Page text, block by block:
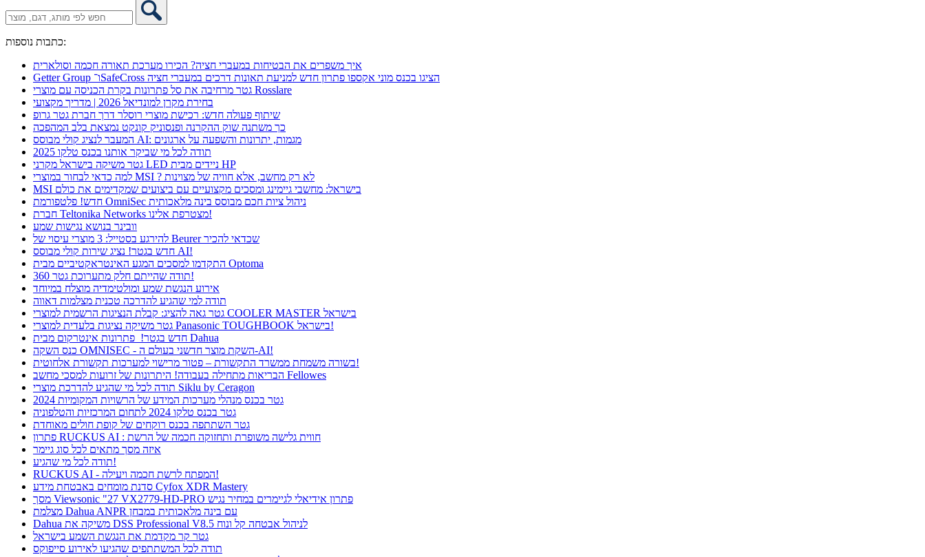
כתבות נוספות:
איך משפרים את הבטיחות במעברי חציה? הכירו מערכת תאורה חכמה וסולארית
Getter Group ו־SafeCross הציגו בכנס מוני אקספו פתרון חדש למניעת תאונות דרכים במעברי חציה
גטר מרחיבה את סל פתרונות בקרת הכניסה עם מוצרי Rosslare
בחירת מקרן למונדיאל 2026 | מדריך מקצועי
שיתוף פעולה חדש: רכישת מוצרי רוסלר דרך חברת גטר גרופ
כך משתנה שוק ההקרנה ופנסוניק קונקט נמצאת בלב המהפכה
המעבר לנציג קולי מבוסס AI: מגמות, יתרונות והשפעה על ארגונים
תודה לכל מי שביקר אותנו בכנס טלקו 2025
גטר משיקה בישראל מקרני LED ניידים מבית HP
למה כדאי לבחור במוצרי MSI ? לא רק מחשב, אלא חוויה של מצוינות
MSI בישראל: מחשבי גיימינג ומסכים מקצועיים עם ביצועים שמקדימים את כולם
חדש! פלטפורמת OmniSec ניהול ציות חכם מבוסס בינה מלאכותית
חברת Teltonika Networks מצטרפת אלינו!
וובינר בנושא נגישות שמע
להירגע בסטייל: 3 מוצרי עיסוי של Beurer שכדאי להכיר
חדש בגטר! נציג שירות קולי מבוסס AI!
התקדמו למסכים המגע האינטראקטיביים מבית Optoma
תודה שהייתם חלק מתערוכת גטר 360!
אירוע הנגשת שמע ומולטימדיה מוצלח במיוחד
תודה למי שהגיע להדרכה טכנית מצלמות דאווה
גטר גאה להציג: קבלת הנציגות הרשמית למוצרי COOLER MASTER בישראל
גטר משיקה נציגות בלעדית למוצרי Panasonic TOUGHBOOK בישראל!
חדש בגטר! פתרונות אינטרקום מבית Dahua
כנס השקה OMNISEC - השקת מוצר חדשני בעולם ה-AI!
בשורה משמחת ממשרד התקשורת – פטור מרישוי למערכות תקשורת אלחוטית!
הבריאות מתחילה בעבודה! היתרונות של זרועות למסכי מחשב Fellowes
תודה לכל מי שהגיע להדרכת מוצרי Siklu by Ceragon
גטר בכנס מנהלי מערכות המידע של הרשויות המקומיות 2024
גטר בכנס טלקו 2024 לתחום המרכזיות והטלפוניה
גטר השתתפה בכנס רוקחים של קופת חולים מאוחדת
פתרון RUCKUS AI : חווית גלישה משופרת ותחזוקה חכמה של הרשת
איזה מסך מתאים לכל סוג גיימר
תודה לכל מי שהגיע!
RUCKUS AI - המפתח לרשת חכמה ויעילה!
סדנת מומחים באבטחת מידע Cyfox XDR Mastery
מסך Viewsonic "27 VX2779-HD-PRO פתרון אידיאלי לגיימרים במחיר נגיש
מצלמת Dahua ANPR עם בינה מלאכותית במבחן
Dahua משיקה את DSS Professional V8.5 לניהול אבטחה קל ונוח
גטר קר מקדמת את הנגשת השמע בישראל
תודה לכל המשתתפים שהגיעו לאירוע סייפוקס